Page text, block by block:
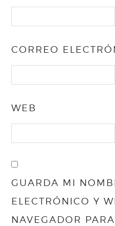
CORREO
WEB
GUARDA MI
ELECTRÓNICO Y
NAVEGADOR